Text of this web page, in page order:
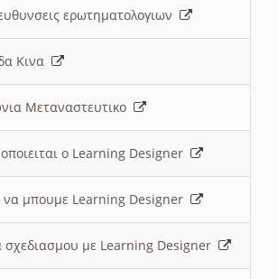
ερωτηματολογιων
Κινα
Μεταναστευτικο
ο Learning Designer
να μπουμε Learning Designer
σχεδιασμου με Learning Designer